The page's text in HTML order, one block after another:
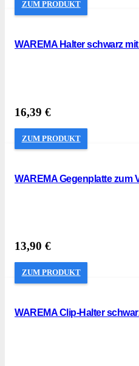
ZUM PRODUKT
WAREMA Halter schwarz
16,39 €
ZUM PRODUKT
WAREMA Gegenplatte zum
13,90 €
ZUM PRODUKT
WAREMA Clip-Halter